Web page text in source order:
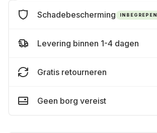
Schadebescherming INBEGREPEN
Levering binnen 1-4 dagen
Gratis retourneren
Geen borg vereist